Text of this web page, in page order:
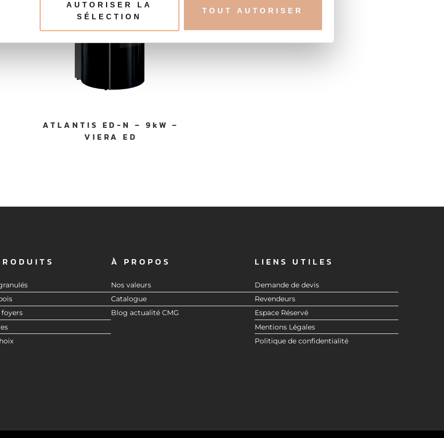
personnaliser le contenu et les annonces, d'offrir des fonctionnalités relatives aux médias
ont collectées lors de votre utilisation de leurs services.
AUTORISER LA
SÉLECTION
TOUT AUTORISER
ATLANTIS ED-N – 9kW –
VIERA ED
À PROPOS
Nos valeurs
Catalogue
Blog actualité CMG
LIENS UTILES
Demande de devis
Revendeurs
Espace Réservé
Mentions Légales
Politique de confidentialité